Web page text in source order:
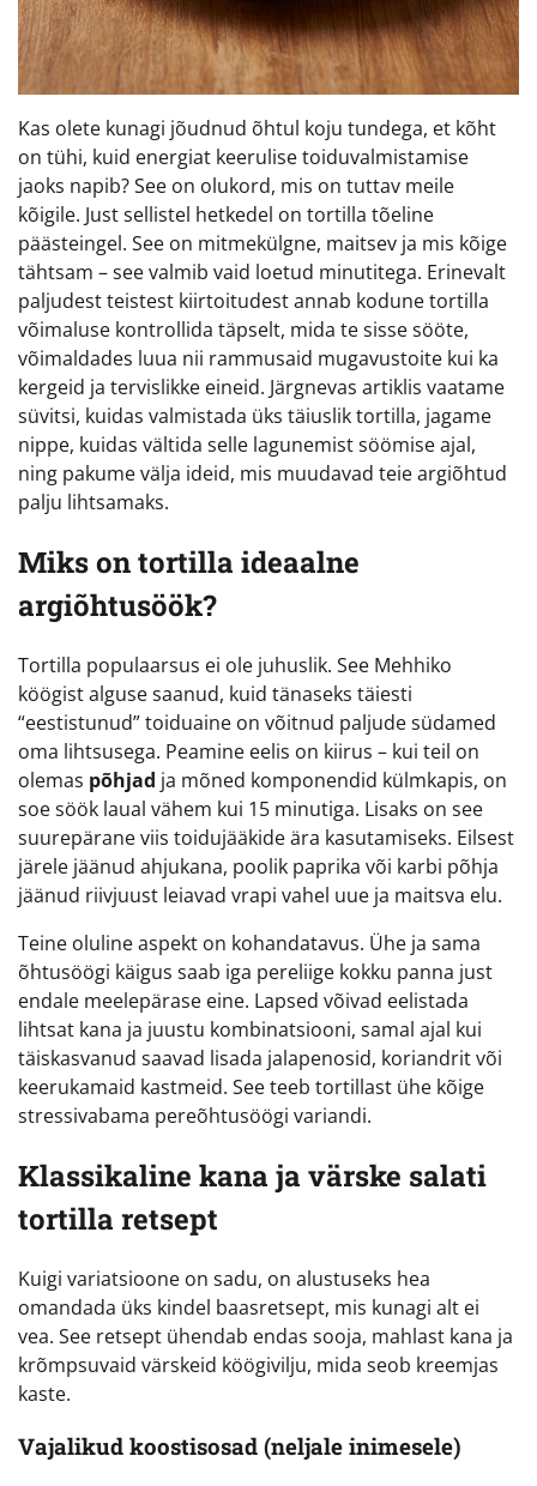
Kas olete kunagi jõudnud õhtul koju tundega, et kõht
on tühi, kuid energiat keerulise toiduvalmistamise
jaoks napib? See on olukord, mis on tuttav meile
kõigile. Just sellistel hetkedel on tortilla tõeline
päästeingel. See on mitmekülgne, maitsev ja mis kõige
tähtsam – see valmib vaid loetud minutitega. Erinevalt
paljudest teistest kiirtoitudest annab kodune tortilla
võimaluse kontrollida täpselt, mida te sisse sööte,
võimaldades luua nii rammusaid mugavustoite kui ka
kergeid ja tervislikke eineid. Järgnevas artiklis vaatame
süvitsi, kuidas valmistada üks täiuslik tortilla, jagame
nippe, kuidas vältida selle lagunemist söömise ajal,
ning pakume välja ideid, mis muudavad teie argiõhtud
palju lihtsamaks.
Miks on tortilla ideaalne
argiõhtusöök?
Tortilla populaarsus ei ole juhuslik. See Mehhiko
köögist alguse saanud, kuid tänaseks täiesti
“eestistunud” toiduaine on võitnud paljude südamed
oma lihtsusega. Peamine eelis on kiirus – kui teil on
olemas põhjad ja mõned komponendid külmkapis, on
soe söök laual vähem kui 15 minutiga. Lisaks on see
suurepärane viis toidujääkide ära kasutamiseks. Eilsest
järele jäänud ahjukana, poolik paprika või karbi põhja
jäänud riivjuust leiavad vrapi vahel uue ja maitsva elu.
Teine oluline aspekt on kohandatavus. Ühe ja sama
õhtusöögi käigus saab iga pereliige kokku panna just
endale meelepärase eine. Lapsed võivad eelistada
lihtsat kana ja juustu kombinatsiooni, samal ajal kui
täiskasvanud saavad lisada jalapenosid, koriandrit või
keerukamaid kastmeid. See teeb tortillast ühe kõige
stressivabama pereõhtusöögi variandi.
Klassikaline kana ja värske salati
tortilla retsept
Kuigi variatsioone on sadu, on alustuseks hea
omandada üks kindel baasretsept, mis kunagi alt ei
vea. See retsept ühendab endas sooja, mahlast kana ja
krõmpsuvaid värskeid köögivilju, mida seob kreemjas
kaste.
Vajalikud koostisosad (neljale inimesele)